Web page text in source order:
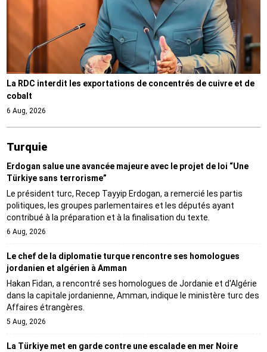
La RDC interdit les exportations de concentrés de cuivre et de
cobalt
6 Aug, 2026
Turquie
Erdogan salue une avancée majeure avec le projet de loi “Une
Türkiye sans terrorisme”
Le président turc, Recep Tayyip Erdogan, a remercié les partis
politiques, les groupes parlementaires et les députés ayant
contribué à la préparation et à la finalisation du texte.
6 Aug, 2026
Le chef de la diplomatie turque rencontre ses homologues
jordanien et algérien à Amman
Hakan Fidan, a rencontré ses homologues de Jordanie et d'Algérie
dans la capitale jordanienne, Amman, indique le ministère turc des
Affaires étrangères.
5 Aug, 2026
La Türkiye met en garde contre une escalade en mer Noire